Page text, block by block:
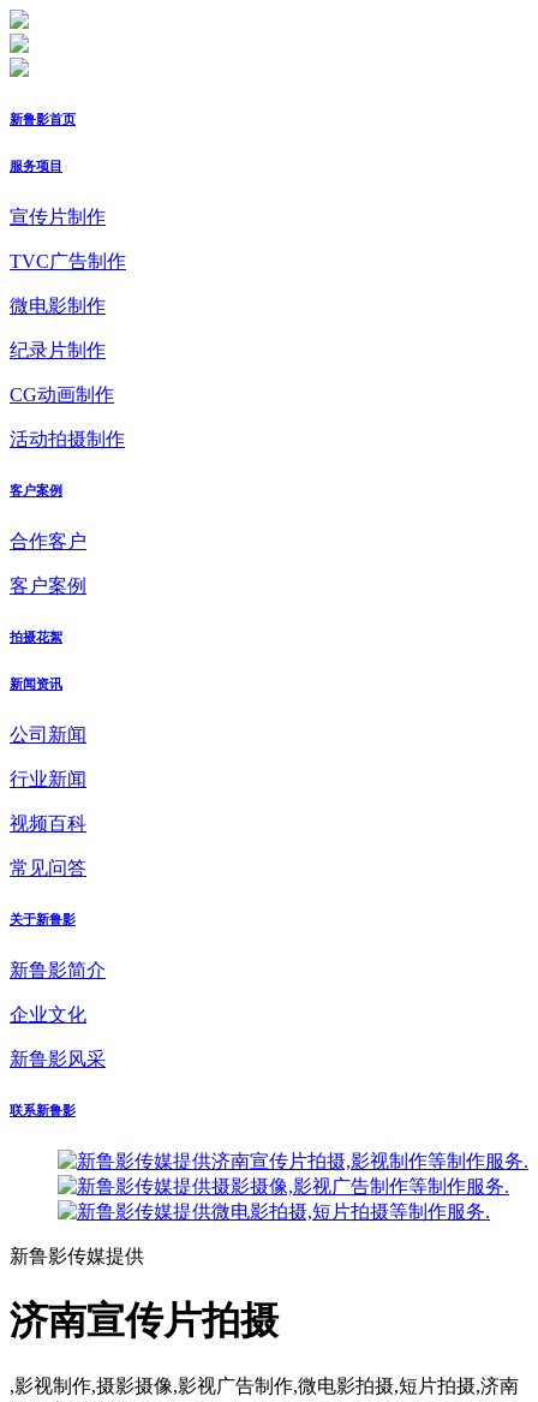
新鲁影首页
服务项目
宣传片制作
TVC广告制作
微电影制作
纪录片制作
CG动画制作
活动拍摄制作
客户案例
合作客户
客户案例
拍摄花絮
新闻资讯
公司新闻
行业新闻
视频百科
常见问答
关于新鲁影
新鲁影简介
企业文化
新鲁影风采
联系新鲁影
新鲁影传媒提供
济南宣传片拍摄
,影视制作,摄影摄像,影视广告制作,微电影拍摄,短片拍摄,济南